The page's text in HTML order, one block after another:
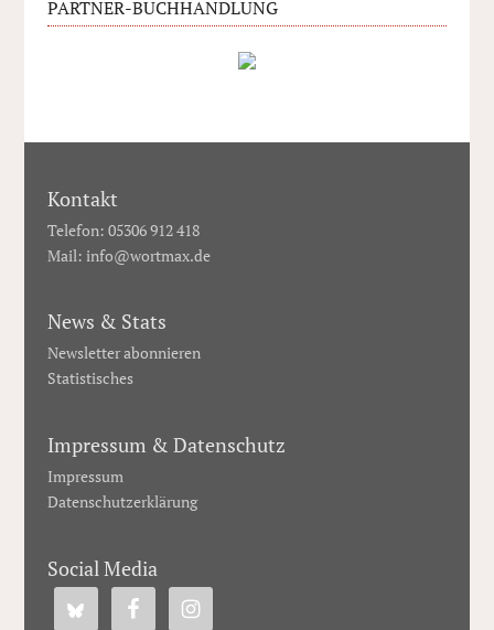
PARTNER-BUCHHANDLUNG
Kontakt
Telefon: 05306 912 418
Mail: info@wortmax.de
News & Stats
Newsletter abonnieren
Statistisches
Impressum & Datenschutz
Impressum
Datenschutzerklärung
Social Media